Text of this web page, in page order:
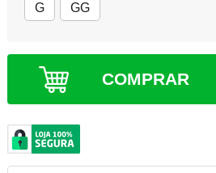
G
GG
COMPRAR